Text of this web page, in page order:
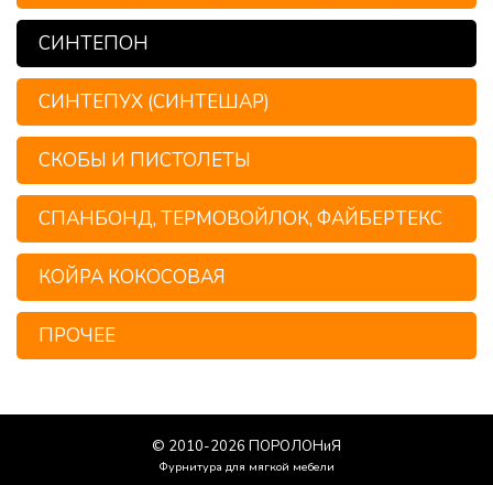
СИНТЕПОН
СИНТЕПУХ (СИНТЕШАР)
СКОБЫ И ПИСТОЛЕТЫ
СПАНБОНД, ТЕРМОВОЙЛОК, ФАЙБЕРТЕКС
КОЙРА КОКОСОВАЯ
ПРОЧЕЕ
© 2010-2026 ПОРОЛОНиЯ
Фурнитура для мягкой мебели